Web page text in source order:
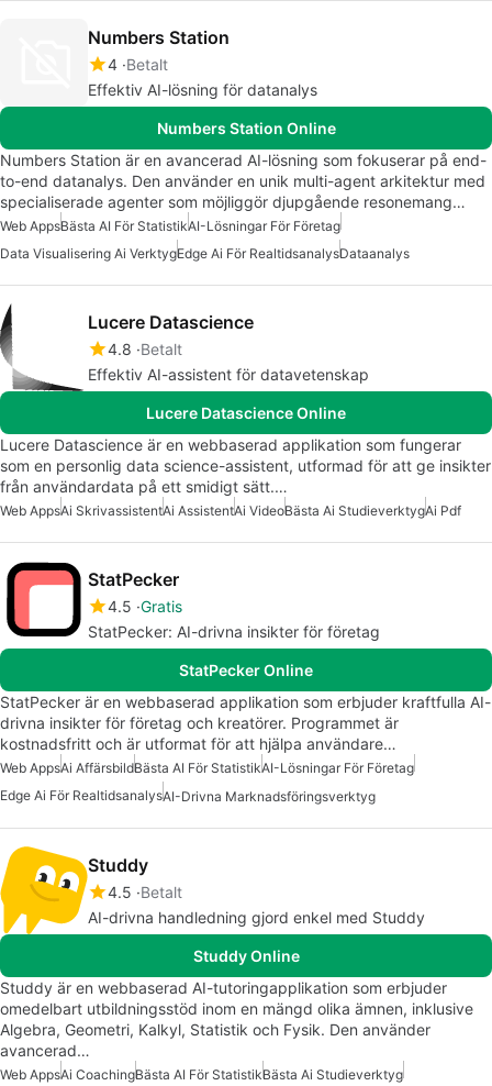
Numbers Station
4 Betalt
Effektiv AI-lösning för datanalys
Numbers Station Online
Numbers Station är en avancerad AI-lösning som fokuserar på end-
to-end datanalys. Den använder en unik multi-agent arkitektur med
specialiserade agenter som möjliggör djupgående resonemang…
Web AppsBästa AI För StatistikAI-Lösningar För Företag
Data Visualisering Ai VerktygEdge Ai För RealtidsanalysDataanalys
Lucere Datascience
4.8 Betalt
Effektiv AI-assistent för datavetenskap
Lucere Datascience Online
Lucere Datascience är en webbaserad applikation som fungerar
som en personlig data science-assistent, utformad för att ge insikter
från användardata på ett smidigt sätt.…
Web AppsAi SkrivassistentAi AssistentAi VideoBästa Ai StudieverktygAi Pdf
StatPecker
4.5 Gratis
StatPecker: AI-drivna insikter för företag
StatPecker Online
StatPecker är en webbaserad applikation som erbjuder kraftfulla AI-
drivna insikter för företag och kreatörer. Programmet är
kostnadsfritt och är utformat för att hjälpa användare…
Web AppsAi AffärsbildBästa AI För StatistikAI-Lösningar För Företag
Edge Ai För RealtidsanalysAI-Drivna Marknadsföringsverktyg
Studdy
4.5 Betalt
AI-drivna handledning gjord enkel med Studdy
Studdy Online
Studdy är en webbaserad AI-tutoringapplikation som erbjuder
omedelbart utbildningsstöd inom en mängd olika ämnen, inklusive
Algebra, Geometri, Kalkyl, Statistik och Fysik. Den använder
avancerad…
Web AppsAi CoachingBästa AI För StatistikBästa Ai Studieverktyg